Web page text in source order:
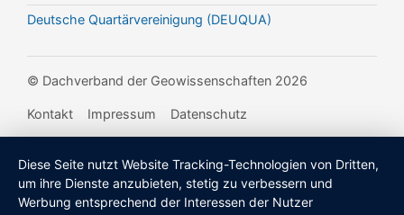
Deutsche Quartärvereinigung (DEUQUA)
© Dachverband der Geowissenschaften 2026
Kontakt Impressum Datenschutz
Diese Seite nutzt Website Tracking-Technologien von Dritten,
um ihre Dienste anzubieten, stetig zu verbessern und
Werbung entsprechend der Interessen der Nutzer